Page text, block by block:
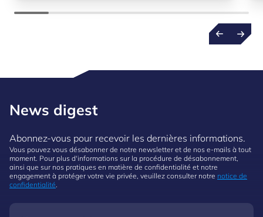
News digest
Abonnez-vous pour recevoir les dernières informations.
Vous pouvez vous désabonner de notre newsletter et de nos e-mails à tout
moment. Pour plus d'informations sur la procédure de désabonnement,
ainsi que sur nos pratiques en matière de confidentialité et notre
engagement à protéger votre vie privée, veuillez consulter notre notice de
confidentialité.